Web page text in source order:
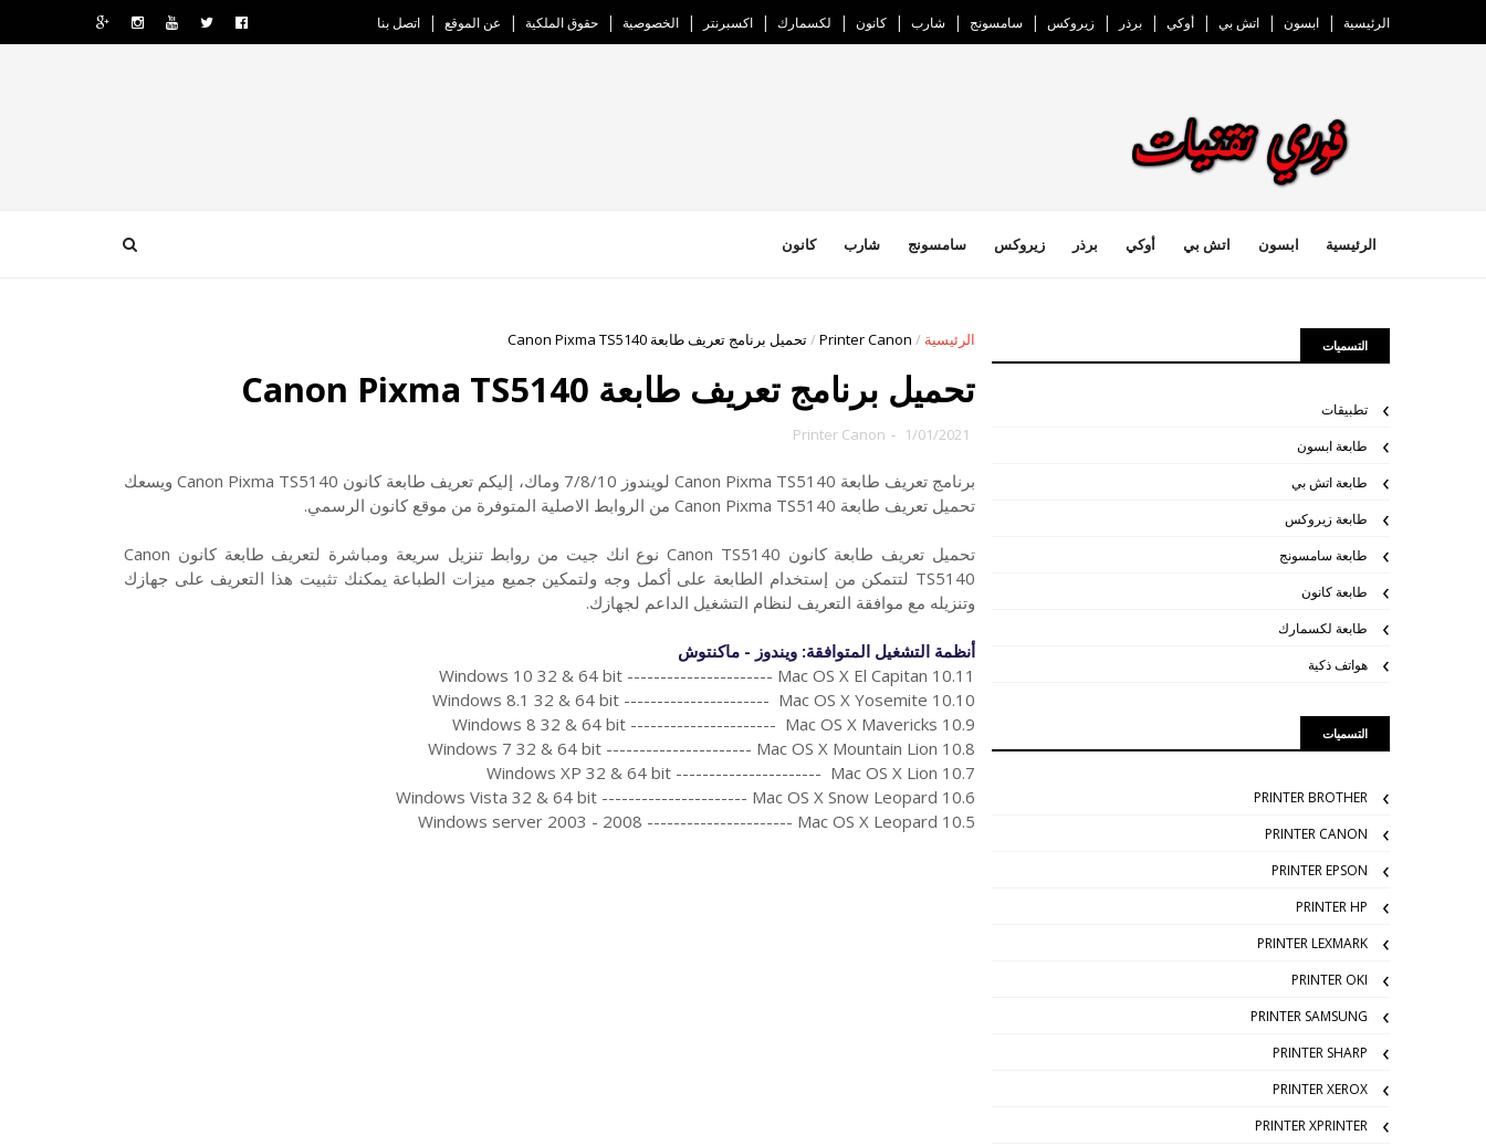
الرئيسية ابسون اتش بي أوكي برذر زيروكس سامسونج شارب كانون لكسمارك اكسبرنتر الخصوصية حقوق الملكية عن الموقع اتصل بنا
الرئيسية ابسون اتش بي أوكي برذر زيروكس سامسونج شارب كانون
الرئيسية /
Printer Canon
/تحميل برنامج تعريف طابعة Canon Pixma TS5140
تحميل برنامج تعريف طابعة Canon Pixma TS5140
1/01/2021
-
Printer Canon
برنامج تعريف طابعة Canon Pixma TS5140 لويندوز 7/8/10 وماك،
إليكم تعريف طابعة كانون Canon Pixma TS5140 ويسعك
تحميل تعريف طابعة Canon Pixma TS5140 من الروابط الاصلية المتوفرة من موقع كانون الرسمي.
تحميل تعريف طابعة كانون Canon TS5140 نوع انك جيت من روابط تنزيل سريعة ومباشرة لتعريف طابعة كانون Canon
TS5140 لتتمكن من إستخدام الطابعة على أكمل وجه ولتمكين جميع ميزات الطباعة يمكنك تثبيت هذا التعريف على جهازك
وتنزيله مع موافقة التعريف لنظام التشغيل الداعم لجهازك.
أنظمة التشغيل المتوافقة: ويندوز - ماكنتوش
Windows 10 32 & 64 bit ---------------------- Mac OS X El Capitan 10.11
Windows 8.1 32 & 64 bit ---------------------- Mac OS X Yosemite 10.10
Windows 8 32 & 64 bit ---------------------- Mac OS X Mavericks 10.9
Windows 7 32 & 64 bit ---------------------- Mac OS X Mountain Lion 10.8
Windows XP 32 & 64 bit ---------------------- Mac OS X Lion 10.7
Windows Vista 32 & 64 bit ---------------------- Mac OS X Snow Leopard 10.6
Windows server 2003 - 2008 ---------------------- Mac OS X Leopard 10.5
التسميات
تطبيقات
طابعة ابسون
طابعة اتش بي
طابعة زيروكس
طابعة سامسونج
طابعة كانون
طابعة لكسمارك
هواتف ذكية
التسميات
PRINTER BROTHER
PRINTER CANON
PRINTER EPSON
PRINTER HP
PRINTER LEXMARK
PRINTER OKI
PRINTER SAMSUNG
PRINTER SHARP
PRINTER XEROX
PRINTER XPRINTER